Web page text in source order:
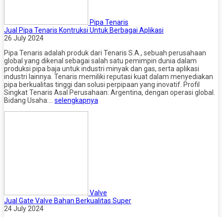
Pipa Tenaris
Jual Pipa Tenaris Kontruksi Untuk Berbagai Aplikasi
26 July 2024
Pipa Tenaris adalah produk dari Tenaris S.A., sebuah perusahaan
global yang dikenal sebagai salah satu pemimpin dunia dalam
produksi pipa baja untuk industri minyak dan gas, serta aplikasi
industri lainnya. Tenaris memiliki reputasi kuat dalam menyediakan
pipa berkualitas tinggi dan solusi perpipaan yang inovatif. Profil
Singkat Tenaris Asal Perusahaan: Argentina, dengan operasi global.
Bidang Usaha:… selengkapnya
Valve
Jual Gate Valve Bahan Berkualitas Super
24 July 2024